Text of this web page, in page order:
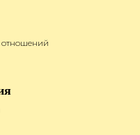
отношений